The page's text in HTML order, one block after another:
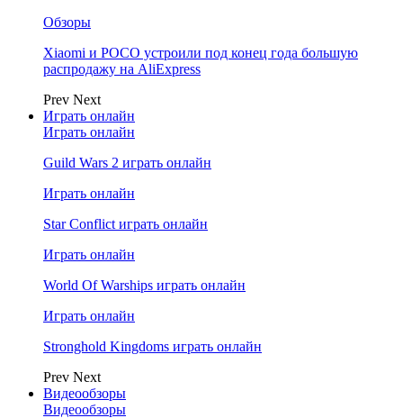
Обзоры
Xiaomi и POCO устроили под конец года большую
распродажу на AliExpress
Prev Next
Играть онлайн
Играть онлайн
Guild Wars 2 играть онлайн
Играть онлайн
Star Conflict играть онлайн
Играть онлайн
World Of Warships играть онлайн
Играть онлайн
Stronghold Kingdoms играть онлайн
Prev Next
Видеообзоры
Видеообзоры